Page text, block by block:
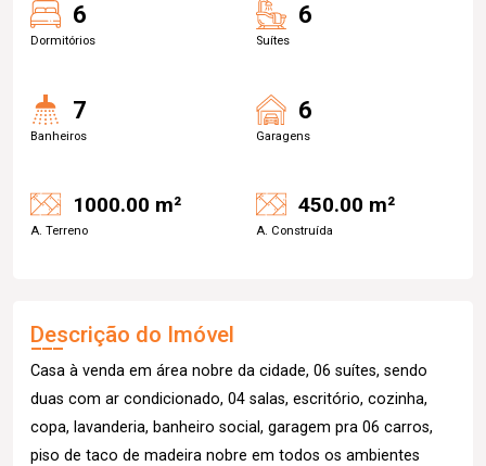
6
Dormitórios
6
Suítes
7
Banheiros
6
Garagens
1000.00 m²
A. Terreno
450.00 m²
A. Construída
Descrição do Imóvel
Casa à venda em área nobre da cidade, 06 suítes, sendo
duas com ar condicionado, 04 salas, escritório, cozinha,
copa, lavanderia, banheiro social, garagem pra 06 carros,
piso de taco de madeira nobre em todos os ambientes